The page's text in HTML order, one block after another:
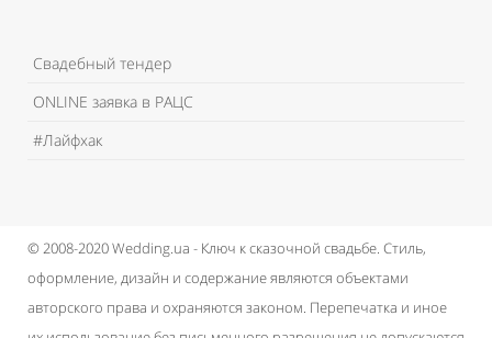
Свадебный тендер
ONLINE заявка в РАЦС
#Лайфхак
© 2008-2020 Wedding.ua - Ключ к сказочной свадьбе. Стиль,
оформление, дизайн и содержание являются объектами
авторского права и охраняются законом. Перепечатка и иное